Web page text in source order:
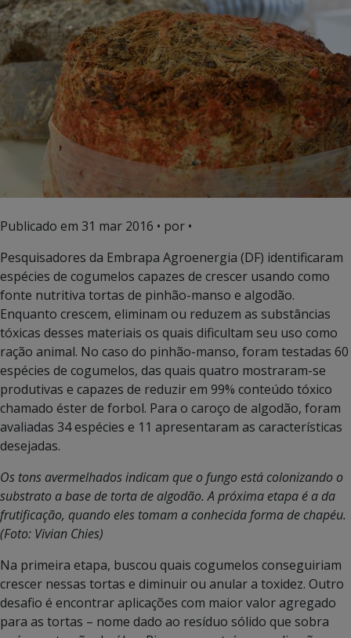
Publicado em 31 mar 2016 • por •
Pesquisadores da Embrapa Agroenergia (DF) identificaram
espécies de cogumelos capazes de crescer usando como
fonte nutritiva tortas de pinhão-manso e algodão.
Enquanto crescem, eliminam ou reduzem as substâncias
tóxicas desses materiais os quais dificultam seu uso como
ração animal. No caso do pinhão-manso, foram testadas 60
espécies de cogumelos, das quais quatro mostraram-se
produtivas e capazes de reduzir em 99% conteúdo tóxico
chamado éster de forbol. Para o caroço de algodão, foram
avaliadas 34 espécies e 11 apresentaram as características
desejadas.
Os tons avermelhados indicam que o fungo está colonizando o
substrato a base de torta de algodão. A próxima etapa é a da
frutificação, quando eles tomam a conhecida forma de chapéu.
(Foto: Vivian Chies)
Na primeira etapa, buscou quais cogumelos conseguiriam
crescer nessas tortas e diminuir ou anular a toxidez. Outro
desafio é encontrar aplicações com maior valor agregado
para as tortas – nome dado ao resíduo sólido que sobra